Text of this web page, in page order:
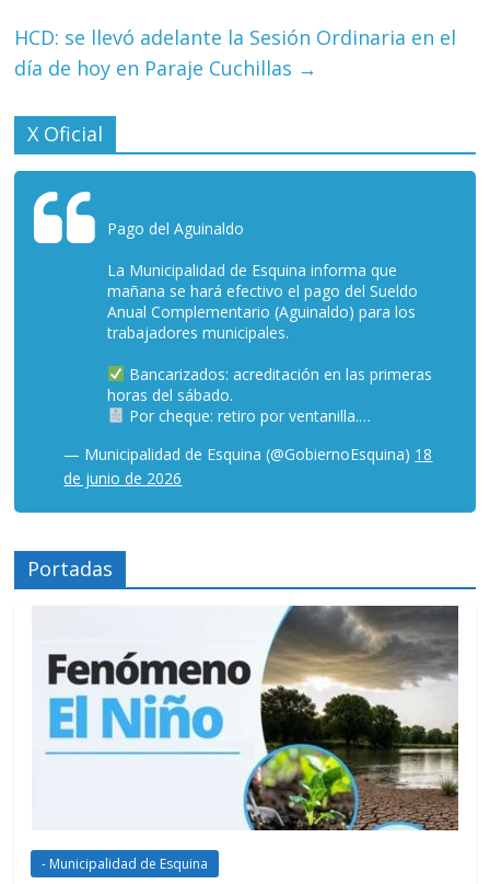
HCD: se llevó adelante la Sesión Ordinaria en el
día de hoy en Paraje Cuchillas →
X Oficial
Pago del Aguinaldo
La Municipalidad de Esquina informa que
mañana se hará efectivo el pago del Sueldo
Anual Complementario (Aguinaldo) para los
trabajadores municipales.
Bancarizados: acreditación en las primeras
horas del sábado.
Por cheque: retiro por ventanilla.…
— Municipalidad de Esquina (@GobiernoEsquina) 18
de junio de 2026
Portadas
- Municipalidad de Esquina